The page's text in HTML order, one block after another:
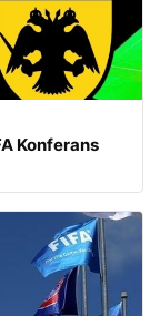
Konferans